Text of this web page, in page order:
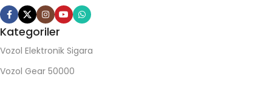
Kategoriler
Vozol Elektronik Sigara
Vozol Gear 50000